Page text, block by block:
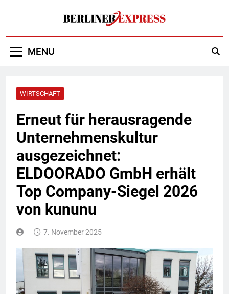
Berliner Express
MENU
WIRTSCHAFT
Erneut für herausragende
Unternehmenskultur
ausgezeichnet:
ELDOORADO GmbH erhält
Top Company-Siegel 2026
von kununu
7. November 2025